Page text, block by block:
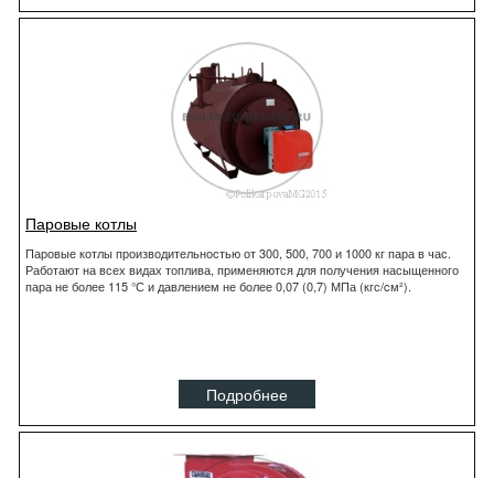
Паровые котлы
Паровые котлы производительностью от 300, 500, 700 и 1000 кг пара в час.
Работают на всех видах топлива, применяются для получения насыщенного
пара не более 115 °С и давлением не более 0,07 (0,7) МПа (кгс/cм²).
Подробнее